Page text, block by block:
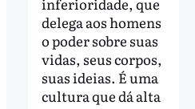
delega aos homens
o poder sobre suas
vidas, seus corpos,
suas ideias. É uma
cultura que dá alta